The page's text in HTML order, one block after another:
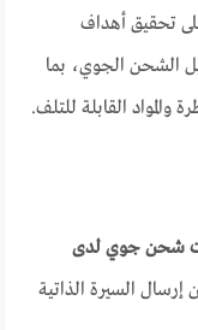
تحقيق أهداف
الشحن الجوي، بما
القابلة للتلف.
شحن جوي لدى
إرسال السيرة الذاتية